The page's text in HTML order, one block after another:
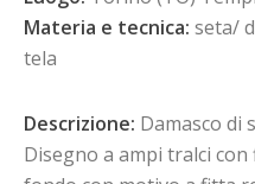
Materia e tecnica: seta/
tela
Descrizione: Damasco di
Disegno a ampi tralci